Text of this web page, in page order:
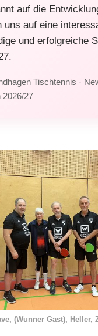
auf die
uns auf eine
und erfolgreiche
Tischtennis ·
2026/27
(Wunner Gast), Heller,